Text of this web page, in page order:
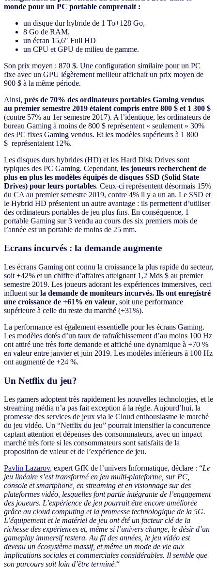
monde pour un PC portable comprenait :
un disque dur hybride de 1 To+128 Go,
8 Go de RAM,
un écran 15,6″ Full HD
un CPU et GPU de milieu de gamme.
Son prix moyen : 870 $. Une configuration similaire pour un PC
fixe avec un GPU légèrement meilleur affichait un prix moyen de
900 $ à la même période.
Ainsi, près de 70% des ordinateurs portables Gaming vendus
au premier semestre 2019 étaient compris entre 800 $ et 1 300 $
(contre 57% au 1er semestre 2017). A l’identique, les ordinateurs de
bureau Gaming à moins de 800 $ représentent « seulement » 30%
des PC fixes Gaming vendus. Et les modèles supérieurs à 1 800
$ représentaient 12%.
Les disques durs hybrides (HD) et les Hard Disk Drives sont
typiques des PC Gaming. Cependant, les joueurs recherchent de
plus en plus les modèles équipés de disques SSD (Solid State
Drives) pour leurs portables. Ceux-ci représentent désormais 15%
du CA au premier semestre 2019, contre 4% il y a un an. Le SSD et
le Hybrid HD présentent un autre avantage : ils permettent d’utiliser
des ordinateurs portables de jeu plus fins. En conséquence, 1
portable Gaming sur 3 vendu au cours des six premiers mois de
l’année est un portable de moins de 25 mm.
Ecrans incurvés : la demande augmente
Les écrans Gaming ont connu la croissance la plus rapide du secteur,
soit +42% et un chiffre d’affaires atteignant 1,2 Mds $ au premier
semestre 2019. Les joueurs adorant les expériences immersives, ceci
influent surla demande de moniteurs incurvés. Ils ont enregistré
une croissance de +61% en valeur, soit une performance
supérieure à celle du reste du marché (+31%).
La performance est également essentielle pour les écrans Gaming.
Les modèles dotés d’un taux de rafraîchissement d’au moins 100 Hz
ont attiré une très forte demande et affiché une dynamique à +70 %
en valeur entre janvier et juin 2019. Les modèles inférieurs à 100 Hz
ont augmenté de +24 %.
Un Netflix du jeu?
Les gamers adoptent très rapidement les nouvelles technologies, et le
streaming média n’a pas fait exception à la règle. Aujourd’hui, la
promesse des services de jeux via le Cloud enthousiasme le marché
du jeu vidéo. Un “Netflix du jeu” pourrait intensifier la concurrence
captant attention et dépenses des consommateurs, avec un impact
marché très forte si les consommateurs sont satisfaits de la
proposition de valeur et de l’expérience de jeu.
Pavlin Lazarov, expert GfK de l’univers Informatique, déclare : “Le
jeu linéaire s’est transformé en jeu multi-plateforme, sur PC,
console et smartphone, en streaming et en visionnage sur des
plateformes vidéo, lesquelles font partie intégrante de l’engagement
des joueurs. L’expérience de jeu pourrait être encore améliorée
grâce au cloud computing et la promesse technologique de la 5G.
L’équipement et le matériel de jeu ont été un facteur clé de la
richesse des expériences et, même si l’univers change, le désir d’un
gameplay immersif restera. Au fil des années, le jeu vidéo est
devenu un écosystème massif, et même un mode de vie aux
implications sociales et commerciales considérables. Il semble que
son parcours soit loin d’être terminé.“